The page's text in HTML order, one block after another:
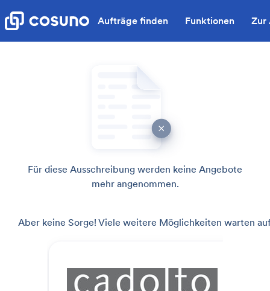
Aufträge finden Funktionen Zur
Für diese Ausschreibung werden keine Angebote
mehr angenommen.
Aber keine Sorge! Viele weitere Möglichkeiten warten